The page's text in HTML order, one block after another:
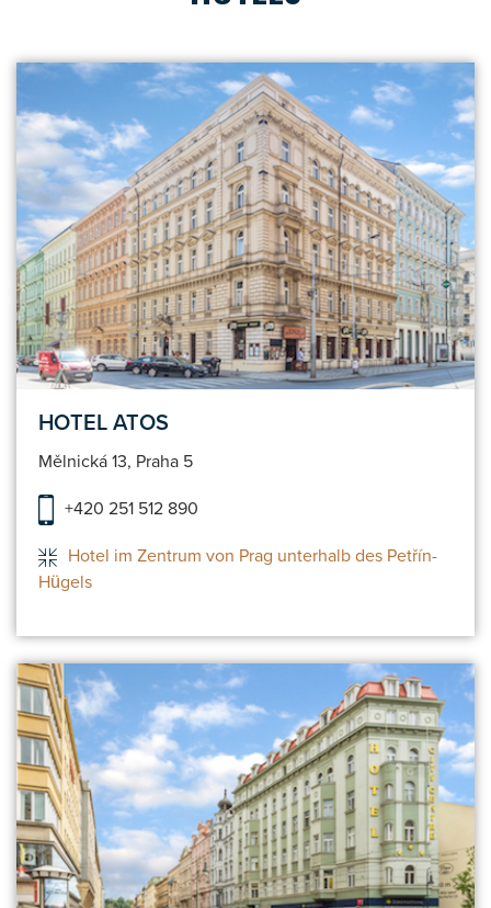
HOTEL ATOS
Mělnická 13, Praha 5
+420 251 512 890
Hotel im Zentrum von Prag unterhalb des Petřín-
Hügels